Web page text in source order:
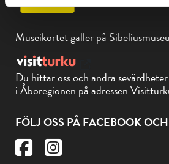
Museikortet gäller på
Du hittar oss och andra sevärdheter
i Åboregionen på adressen
FÖLJ OSS PÅ FACEBOOK